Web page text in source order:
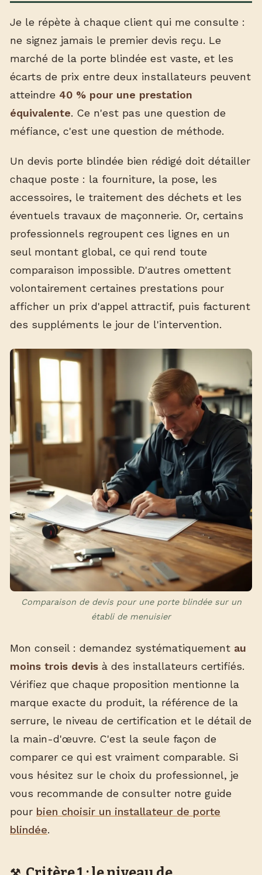
Je le répète à chaque client qui me consulte :
ne signez jamais le premier devis reçu. Le
marché de la porte blindée est vaste, et les
écarts de prix entre deux installateurs peuvent
atteindre 40 % pour une prestation
équivalente. Ce n'est pas une question de
méfiance, c'est une question de méthode.
Un devis porte blindée bien rédigé doit détailler
chaque poste : la fourniture, la pose, les
accessoires, le traitement des déchets et les
éventuels travaux de maçonnerie. Or, certains
professionnels regroupent ces lignes en un
seul montant global, ce qui rend toute
comparaison impossible. D'autres omettent
volontairement certaines prestations pour
afficher un prix d'appel attractif, puis facturent
des suppléments le jour de l'intervention.
Comparaison de devis pour une porte blindée sur un
établi de menuisier
Mon conseil : demandez systématiquement au
moins trois devis à des installateurs certifiés.
Vérifiez que chaque proposition mentionne la
marque exacte du produit, la référence de la
serrure, le niveau de certification et le détail de
la main-d'œuvre. C'est la seule façon de
comparer ce qui est vraiment comparable. Si
vous hésitez sur le choix du professionnel, je
vous recommande de consulter notre guide
pour bien choisir un installateur de porte
blindée.